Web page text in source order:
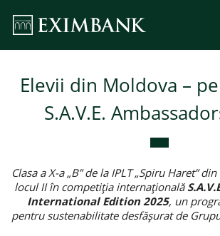
Elevii din Moldova –
S.A.V.E.
Clasa a X-a „B” de la IPLT „Spiru Haret”
locul II în competiția internațională
International Edition 2025, un
pentru sustenabilitate desfășurat de